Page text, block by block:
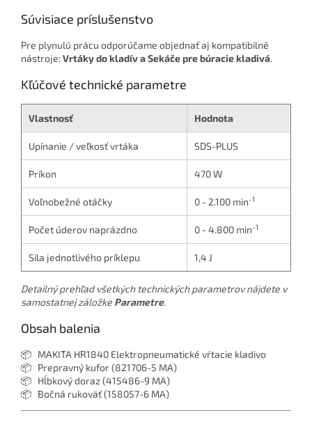
Súvisiace príslušenstvo
Pre plynulú prácu odporúčame objednať aj kompatibilné
nástroje:Vrtáky do kladív a Sekáče pre búracie kladivá.
Kľúčové technické parametre
Vlastnosť Hodnota
Upínanie / veľkosť vrtáka SDS-PLUS
Príkon 470 W
Voľnobežné otáčky 0 - 2.100 min-1
Počet úderov naprázdno 0 - 4.800 min-1
Sila jednotlivého príklepu 1,4 J
Detailný prehľad všetkých technických parametrov nájdete v
samostatnej záložke Parametre.
Obsah balenia
📦 MAKITA HR1840 Elektropneumatické vŕtacie kladivo
📦 Prepravný kufor (821706-5 MA)
📦 Hĺbkový doraz (415486-9 MA)
📦 Bočná rukoväť (158057-6 MA)